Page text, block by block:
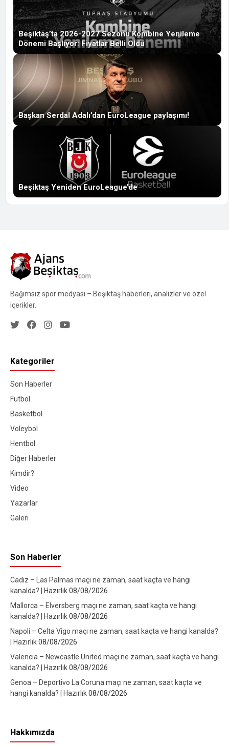
Beşiktaş’ta 2026-2027 Sezonu Kombine Yenileme
Dönemi Başlıyor: Fiyatlar Belli Oldu
Başkan Serdal Adalı’dan EuroLeague paylaşımı!
Beşiktaş Yeniden EuroLeague’de
Bağımsız spor medyası – Beşiktaş haberleri, analizler ve özel
içerikler.
Kategoriler
Son Haberler
Futbol
Basketbol
Voleybol
Hentbol
Diğer Haberler
Kimdir?
Video
Yazarlar
Galeri
Son Haberler
Cadiz – Las Palmas maçı ne zaman, saat kaçta ve hangi
kanalda? | Hazırlık08/08/2026
Mallorca – Elversberg maçı ne zaman, saat kaçta ve hangi
kanalda? | Hazırlık08/08/2026
Napoli – Celta Vigo maçı ne zaman, saat kaçta ve hangi kanalda?
| Hazırlık08/08/2026
Valencia – Newcastle United maçı ne zaman, saat kaçta ve hangi
kanalda? | Hazırlık08/08/2026
Genoa – Deportivo La Coruna maçı ne zaman, saat kaçta ve
hangi kanalda? | Hazırlık08/08/2026
Hakkımızda